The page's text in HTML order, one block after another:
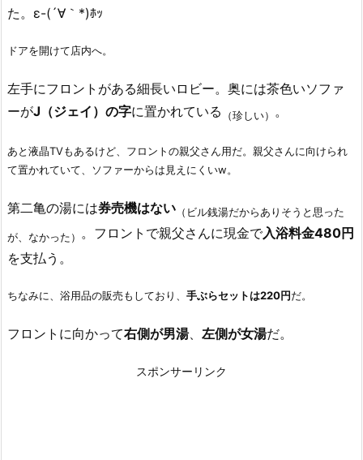
た。ε-(´∀｀*)ﾎｯ
ドアを開けて店内へ。
左手にフロントがある細長いロビー。奥には茶色いソファ
ーがJ（ジェイ）の字に置かれている （珍しい） 。
あと液晶TVもあるけど、フロントの親父さん用だ。親父さんに向けられ
て置かれていて、ソファーからは見えにくいw。
第二亀の湯には券売機はない （ビル銭湯だからありそうと思った
が、なかった）
。フロントで親父さんに現金で入浴料金480円
を支払う。
ちなみに、浴用品の販売もしており、 手ぶらセットは220円だ。
フロントに向かって右側が男湯、 左側が女湯だ。
スポンサーリンク